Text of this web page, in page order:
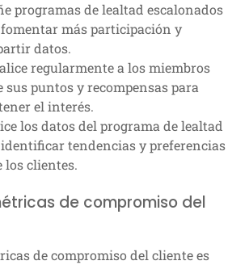
programas de lealtad escalonados
más participación y
datos.
regularmente a los miembros
sus puntos y recompensas para
el interés.
los datos del programa de lealtad
tendencias y preferencias
los clientes.
de compromiso del
de compromiso del cliente es